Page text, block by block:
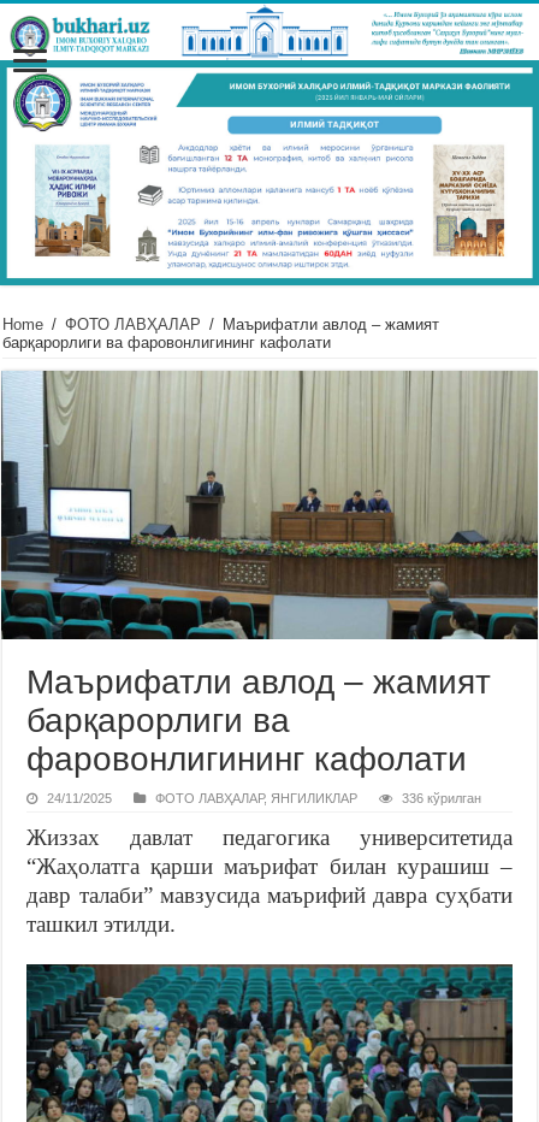
Home / ФОТО ЛАВҲАЛАР / Маърифатли авлод – жамият
барқарорлиги ва фаровонлигининг кафолати
Маърифатли авлод – жамият
барқарорлиги ва
фаровонлигининг кафолати
24/11/2025 ФОТО ЛАВҲАЛАР, ЯНГИЛИКЛАР 336 кўрилган
Жиззах давлат педагогика университетида
“Жаҳолатга қарши маърифат билан курашиш –
давр талаби” мавзусида маърифий давра суҳбати
ташкил этилди.